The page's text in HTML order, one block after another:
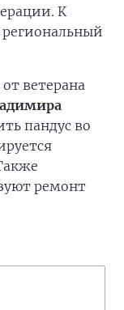
К
ветерана
пандус во
ремонт